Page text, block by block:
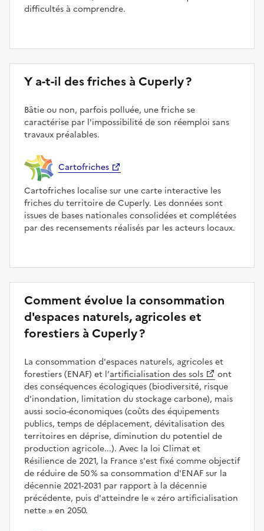
difficultés à comprendre.
Y a-t-il des friches à Cuperly ?
Bâtie ou non, parfois polluée, une friche se
caractérise par l'impossibilité de son réemploi sans
travaux préalables.
Cartofriches
Cartofriches localise sur une carte interactive les
friches du territoire de Cuperly. Les données sont
issues de bases nationales consolidées et complétées
par des recensements réalisés par les acteurs locaux.
Comment évolue la consommation
d'espaces naturels, agricoles et
forestiers à Cuperly ?
La consommation d'espaces naturels, agricoles et
forestiers (ENAF) et l’artificialisation des sols
ont
des conséquences écologiques (biodiversité, risque
d'inondation, limitation du stockage carbone), mais
aussi socio-économiques (coûts des équipements
publics, temps de déplacement, dévitalisation des
territoires en déprise, diminution du potentiel de
production agricole...). Avec la loi Climat et
Résilience de 2021, la France s'est fixé comme objectif
de réduire de 50 % sa consommation d'ENAF sur la
décennie 2021-2031 par rapport à la décennie
précédente, puis d'atteindre le
zéro artificialisation
nette
en 2050.